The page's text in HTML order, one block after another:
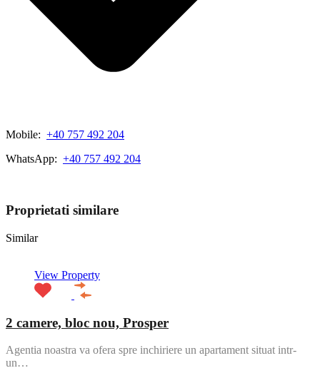
Mobile: +40 757 492 204
WhatsApp: +40 757 492 204
Proprietati similare
Similar
View Property
2 camere, bloc nou, Prosper
Agentia noastra va ofera spre inchiriere un apartament situat intr-
un…